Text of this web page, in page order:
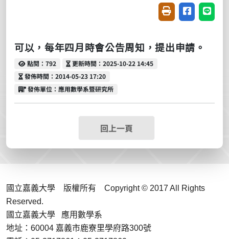
友善列印(開新視
分享至臉書
分享
可以，每年四月時會公告周知 ，提出申請。
點閱
點閱：792 更新時間
更新時間：2025-10-22 14:45
發佈時間
發佈時間：2014-05-23 17:20
發佈單位
發佈單位：應用數學系暨研究所
回上一頁
國立嘉義大學 版權所有 Copyright © 2017 All Rights
Reserved.
國立嘉義大學 應用數學系
地址：60004 嘉義市鹿寮里學府路300號